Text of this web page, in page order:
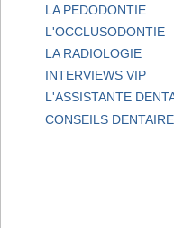
LA PEDODONTIE
L'OCCLUSODONTIE
LA RADIOLOGIE
INTERVIEWS VIP
L'ASSISTANTE
CONSEILS